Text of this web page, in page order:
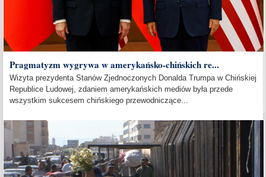
Pragmatyzm wygrywa w amerykańsko-chińskich re...
Wizyta prezydenta Stanów Zjednoczonych Donalda Trumpa w Chińskiej
Republice Ludowej, zdaniem amerykańskich mediów była przede
wszystkim sukcesem chińskiego przewodniczące...